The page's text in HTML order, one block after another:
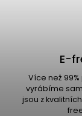
E-
Více než
vyrábíme
jsou z